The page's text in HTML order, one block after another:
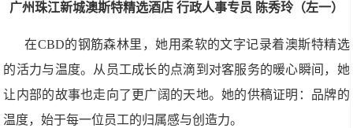
广州珠江新城澳斯特精选酒店 行政人事专员 陈秀玲（左一）
在CBD的钢筋森林里，她用柔软的文字记录着澳斯特精选
的活力与温度。从员工成长的点滴到对客服务的暖心瞬间，她
让内部的故事也走向了更广阔的天地。她的供稿证明：品牌的
温度，始于每一位员工的归属感与创造力。